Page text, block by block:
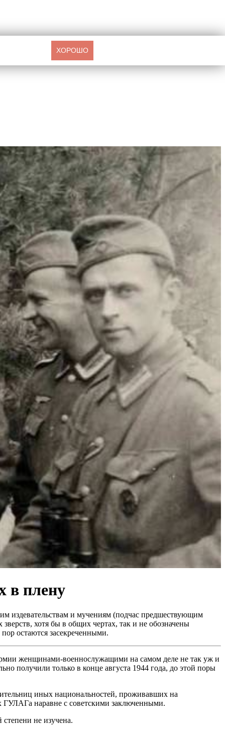
в плену
издевательствам и мучениям (подчас предшествующим
хотя бы в общих чертах, так и не обозначены
остаются засекреченными.
женщинами-военнослужащими на самом деле не так уж и
получили только в конце августа 1944 года, до этой поры
иных национальностей, проживавших на
ГУЛАГа наравне с советскими заключенными.
не изучена.
ХОРОШО